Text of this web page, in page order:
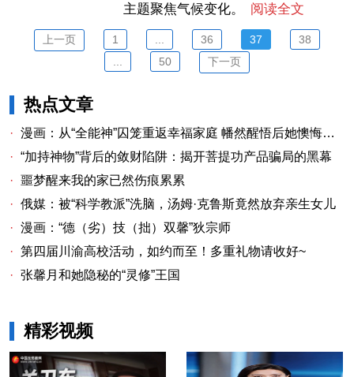
主题聚焦气候变化。
阅读全文
上一页 1 36 37
38
50 下一页
热点文章
· 漫画：从“全能神”囚笼重返幸福家庭 幡然醒悟后她懊悔不已
· “加持神物”背后的敛财陷阱：揭开菩提功产品骗局的黑幕
· 噩梦醒来我的家已然伤痕累累
· 俄媒：被“科学教派”洗脑，汤姆·克鲁斯竟然放弃亲生女儿
· 漫画：“德（劣）技（拙）双馨”狄宗师
· 第四届川渝高校活动，如约而至！多重礼物请收好~
· 张馨月和她隐秘的“灵修”王国
精彩视频